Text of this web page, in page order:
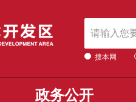
搜本网
政务公开